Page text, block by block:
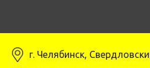
г. Челябинск,